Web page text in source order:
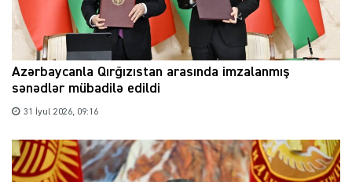
Azərbaycanla Qırğızıstan arasında imzalanmış
sənədlər mübadilə edildi
31 İyul 2026, 09:16